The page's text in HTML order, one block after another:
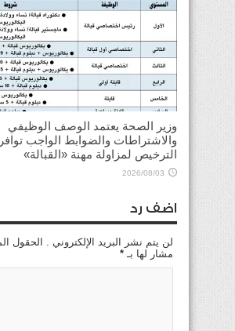
وزير الصحة يعتمد الوصف الوظيفي
والاشتراطات والضوابط الواجب
الترخيص لمزاولة مهنة «القبالة»
2026/08/03
اضف رد
لن يتم نشر البريد الإلكتروني . الحقول
مشار لها بـ *